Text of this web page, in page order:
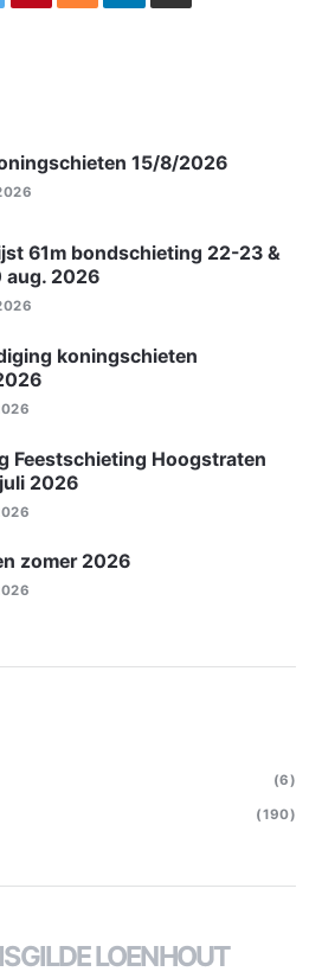
15/8/2026
61m bondschieting 22-23 &
aug. 2026
koningschieten
Feestschieting Hoogstraten
2026
zomer 2026
(6)
(190)
LOENHOUT